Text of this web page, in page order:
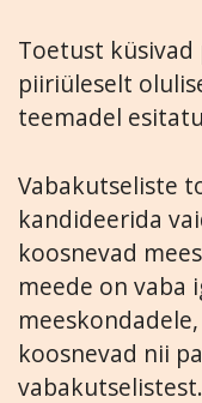
Toetust
piiriüleselt
teemadel
Vabakutseliste
kandideerida
koosnevad
meede on vaba
koosnevad nii